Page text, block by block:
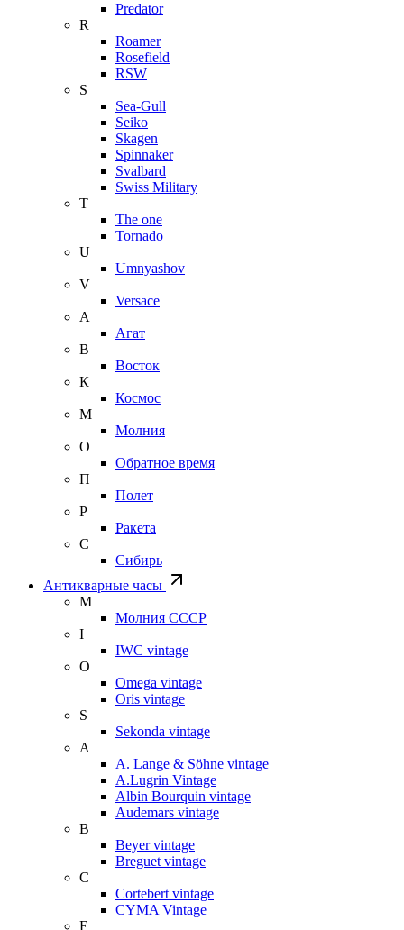
Predator
R
Roamer
Rosefield
RSW
S
Sea-Gull
Seiko
Skagen
Spinnaker
Svalbard
Swiss Military
T
The one
Tornado
U
Umnyashov
V
Versace
А
Агат
В
Восток
К
Космос
М
Молния
О
Обратное время
П
Полет
Р
Ракета
С
Сибирь
Антикварные часы
М
Молния СССР
I
IWC vintage
O
Omega vintage
Oris vintage
S
Sekonda vintage
A
A. Lange & Söhne vintage
A.Lugrin Vintage
Albin Bourquin vintage
Audemars vintage
B
Beyer vintage
Breguet vintage
C
Cortebert vintage
CYMA Vintage
E